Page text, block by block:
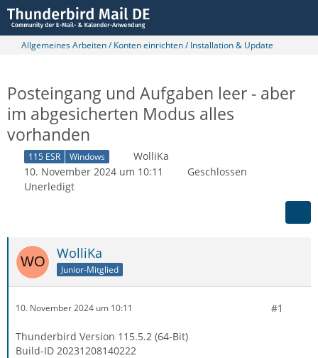
Allgemeines Arbeiten / Konten einrichten / Installation & Update
Posteingang und Aufgaben leer - aber
im abgesicherten Modus alles
vorhanden
115 ESR Windows
WolliKa
10. November 2024 um 10:11
Geschlossen
Unerledigt
WolliKa
Junior-Mitglied
10. November 2024 um 10:11 #1
Thunderbird Version 115.5.2 (64-Bit)
Build-ID 20231208140222